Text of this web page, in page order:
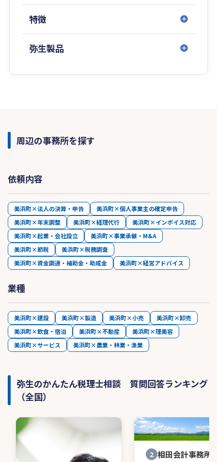
特徴
弥生製品
周辺の事務所を探す
依頼内容
美浜町×法人の決算・申告
美浜町×個人事業主の確定申告
美浜町×年末調整
美浜町×経理代行
美浜町×インボイス対応
美浜町×起業・会社設立
美浜町×事業承継・M&A
美浜町×節税
美浜町×税務調査
美浜町×資金調達・補助金・助成金
美浜町×経営アドバイス
業種
美浜町×建設 美浜町×製造 美浜町×小売
美浜町×卸売
美浜町×飲食・宿泊
美浜町×不動産
美浜町×理美容
美浜町×サービス
美浜町×農業・林業・漁業
弥生のかんたん税理士相談 質問回答ランキング
（全国）
2 相田会計事務所